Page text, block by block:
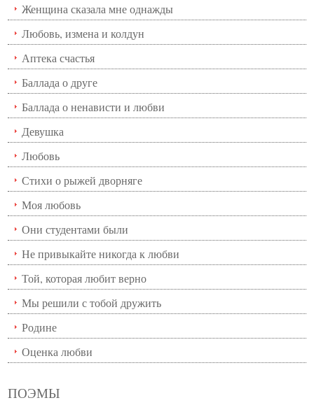
Женщина сказала мне однажды
Любовь, измена и колдун
Аптека счастья
Баллада о друге
Баллада о ненависти и любви
Девушка
Любовь
Стихи о рыжей дворняге
Моя любовь
Они студентами были
Не привыкайте никогда к любви
Той, которая любит верно
Мы решили с тобой дружить
Родине
Оценка любви
ПОЭМЫ